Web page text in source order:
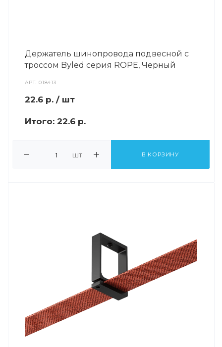
Держатель шинопровода подвесной с
троссом Byled серия ROPE, Черный
АРТ.018413
22.6 р. / шт
Итого: 22.6 р.
шт В КОРЗИНУ